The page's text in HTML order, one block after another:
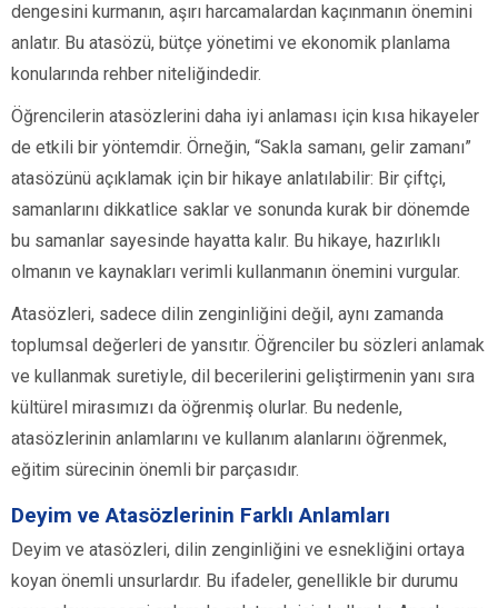
dengesini kurmanın, aşırı harcamalardan kaçınmanın önemini
anlatır. Bu atasözü, bütçe yönetimi ve ekonomik planlama
konularında rehber niteliğindedir.
Öğrencilerin atasözlerini daha iyi anlaması için kısa hikayeler
de etkili bir yöntemdir. Örneğin, “Sakla samanı, gelir zamanı”
atasözünü açıklamak için bir hikaye anlatılabilir: Bir çiftçi,
samanlarını dikkatlice saklar ve sonunda kurak bir dönemde
bu samanlar sayesinde hayatta kalır. Bu hikaye, hazırlıklı
olmanın ve kaynakları verimli kullanmanın önemini vurgular.
Atasözleri, sadece dilin zenginliğini değil, aynı zamanda
toplumsal değerleri de yansıtır. Öğrenciler bu sözleri anlamak
ve kullanmak suretiyle, dil becerilerini geliştirmenin yanı sıra
kültürel mirasımızı da öğrenmiş olurlar. Bu nedenle,
atasözlerinin anlamlarını ve kullanım alanlarını öğrenmek,
eğitim sürecinin önemli bir parçasıdır.
Deyim ve Atasözlerinin Farklı Anlamları
Deyim ve atasözleri, dilin zenginliğini ve esnekliğini ortaya
koyan önemli unsurlardır. Bu ifadeler, genellikle bir durumu